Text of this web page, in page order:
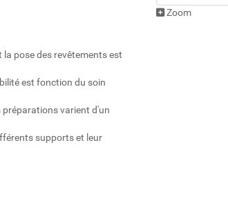
pose des revêtements est
est fonction du soin
varient d'un
supports et leur
Zoom